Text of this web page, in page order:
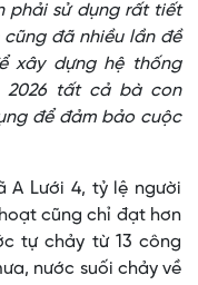
phải sử dụng rất tiết
đã nhiều lần đề
xây dựng hệ thống
2026 tất cả bà con
để đảm bảo cuộc
A Lưới 4, tỷ lệ người
cũng chỉ đạt hơn
tự chảy từ 13 công
nước suối chảy về